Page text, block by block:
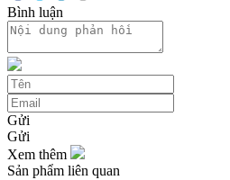
Bình luận
Gửi
Gửi
Xem thêm
Sản phẩm liên quan